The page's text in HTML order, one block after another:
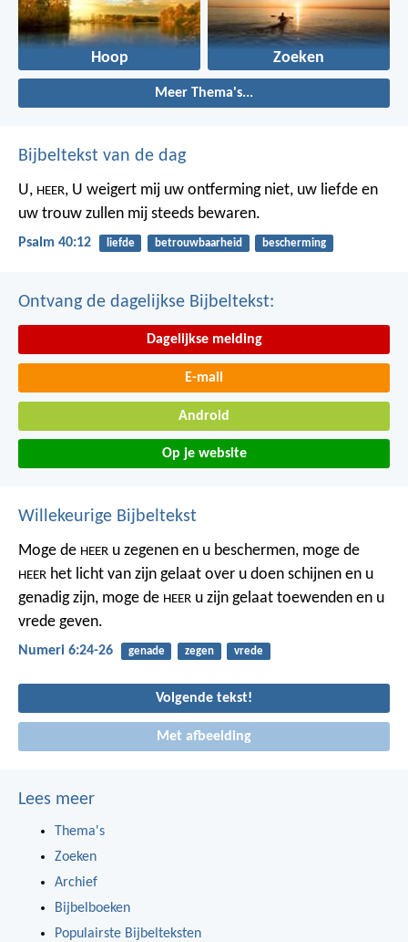
Hoop Zoeken
Meer Thema's...
Bijbeltekst van de dag
U, HEER, U weigert mij uw ontferming niet, uw liefde en
uw trouw zullen mij steeds bewaren.
Psalm 40:12 liefde betrouwbaarheid bescherming
Ontvang de dagelijkse Bijbeltekst:
Dagelijkse melding
E-mail
Android
Op je website
Willekeurige Bijbeltekst
Moge de HEER u zegenen en u beschermen, moge de
HEER het licht van zijn gelaat over u doen schijnen en u
genadig zijn, moge de HEER u zijn gelaat toewenden en u
vrede geven.
Numeri 6:24-26 genade zegen vrede
Volgende tekst!
Met afbeelding
Lees meer
Thema's
Zoeken
Archief
Bijbelboeken
Populairste Bijbelteksten